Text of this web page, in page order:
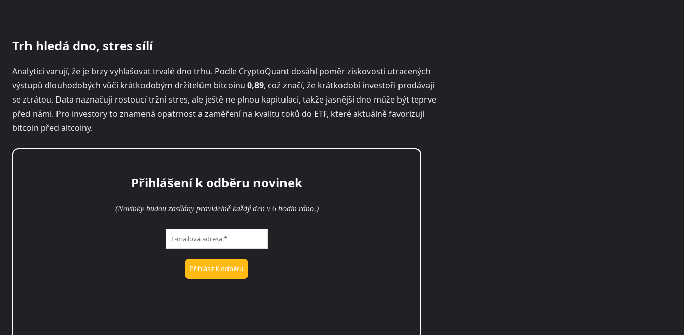
Trh hledá dno, stres sílí
Analytici varují, že je brzy vyhlašovat trvalé dno trhu. Podle CryptoQuant dosáhl poměr ziskovosti utracených
výstupů dlouhodobých vůči krátkodobým držitelům bitcoinu 0,89, což značí, že krátkodobí investoři prodávají
se ztrátou. Data naznačují rostoucí tržní stres, ale ještě ne plnou kapitulaci, takže jasnější dno může být teprve
před námi. Pro investory to znamená opatrnost a zaměření na kvalitu toků do ETF, které aktuálně favorizují
bitcoin před altcoiny.
Přihlášení k odběru novinek
(Novinky budou zasílány pravidelně každý den v 6 hodin ráno.)